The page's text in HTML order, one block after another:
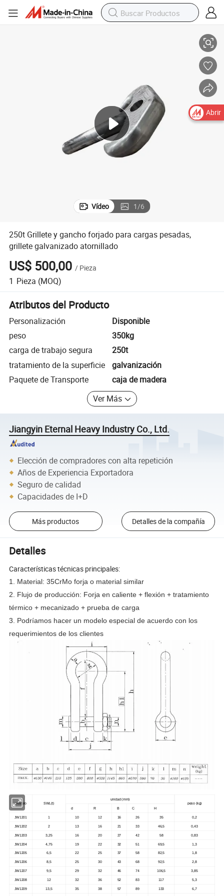
Vídeo 1/6
250t Grillete y gancho forjado para cargas pesadas,
grillete galvanizado atornillado
US$ 500,00 / Pieza
1 Pieza (MOQ)
Atributos del Producto
Personalización
Disponible
peso
350kg
carga de trabajo segura
250t
tratamiento de la superficie
galvanización
Paquete de Transporte
caja de madera
Ver Más
Jiangyin Eternal Heavy Industry Co., Ltd.
Elección de compradores con alta repetición
Años de Experiencia Exportadora
Seguro de calidad
Capacidades de I+D
Más productos Detalles de la compañía
Detalles
Características técnicas principales:
1. Material: 35CrMo forja o material similar
2. Flujo de producción: Forja en caliente + flexión + tratamiento
térmico + mecanizado + prueba de carga
3. Podríamos hacer un modelo especial de acuerdo con los
requerimientos de los clientes
modelo SWL(t)
unidad (mm)
peso (kg)
d
R B C H
JW1201 1 10 12 16 26 35 0,2
JW1202 2 13 16 21 33 46,5 0,43
JW1203 3,25 16 20 27 42 58 0,83
JW1204 4,75 19 22 32 51 69,5 1,3
JW1205 6,5 22 25 37 58 82,5 1,8
JW1206 8,5 25 30 43 68 92,5 2,8
JW1207 9,5 29 32 46 74 106,5 3,85
JW1208 12 32 36 52 83 117 5,3
JW1209 13,5 35 38 57 89 133 6,7
Abrir